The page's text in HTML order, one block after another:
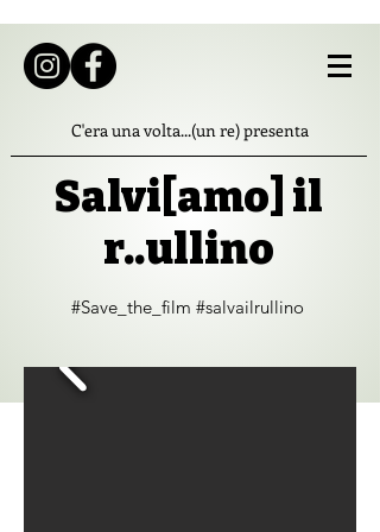
C'era una volta...(un re) presenta
Salvi[amo] il
r..ullino
#Save_the_film #salvailrullino